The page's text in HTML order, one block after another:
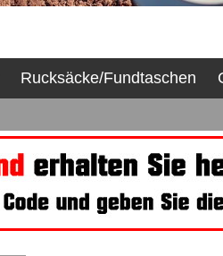
Rucksäcke/Fundtaschen